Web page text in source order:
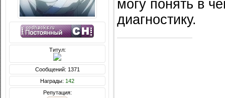
Титул:
Сообщений: 1371
Награды: 142
Репутация:
могу понять в
диагностику.